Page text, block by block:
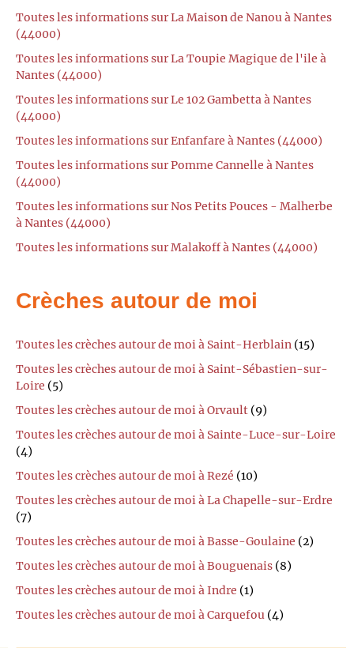
Toutes les informations sur La Maison de Nanou à Nantes
(44000)
Toutes les informations sur La Toupie Magique de l'ile à
Nantes (44000)
Toutes les informations sur Le 102 Gambetta à Nantes
(44000)
Toutes les informations sur Enfanfare à Nantes (44000)
Toutes les informations sur Pomme Cannelle à Nantes
(44000)
Toutes les informations sur Nos Petits Pouces - Malherbe
à Nantes (44000)
Toutes les informations sur Malakoff à Nantes (44000)
Crèches autour de moi
Toutes les crèches autour de moi à Saint-Herblain (15)
Toutes les crèches autour de moi à Saint-Sébastien-sur-
Loire (5)
Toutes les crèches autour de moi à Orvault (9)
Toutes les crèches autour de moi à Sainte-Luce-sur-Loire
(4)
Toutes les crèches autour de moi à Rezé (10)
Toutes les crèches autour de moi à La Chapelle-sur-Erdre
(7)
Toutes les crèches autour de moi à Basse-Goulaine (2)
Toutes les crèches autour de moi à Bouguenais (8)
Toutes les crèches autour de moi à Indre (1)
Toutes les crèches autour de moi à Carquefou (4)